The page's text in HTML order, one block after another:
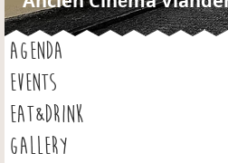
AGENDA
EVENTS
EAT&DRINK
GALLERY